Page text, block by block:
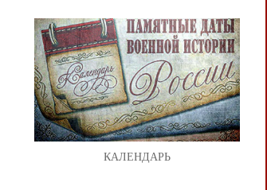
КАЛЕНДАРЬ